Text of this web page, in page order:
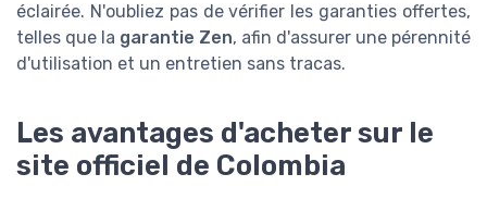
éclairée. N'oubliez pas de vérifier les garanties offertes,
telles que la garantie Zen, afin d'assurer une pérennité
d'utilisation et un entretien sans tracas.
Les avantages d'acheter sur le
site officiel de Colombia